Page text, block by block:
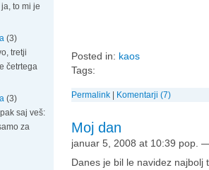
to mi je
(3)
tretji
četrtega
(3)
saj veš:
za
Posted in: kaos
Tags:
Permalink | Komentarji (7)
Moj dan
januar 5, 2008 at 10:39 pop.
Danes je bil le navidez